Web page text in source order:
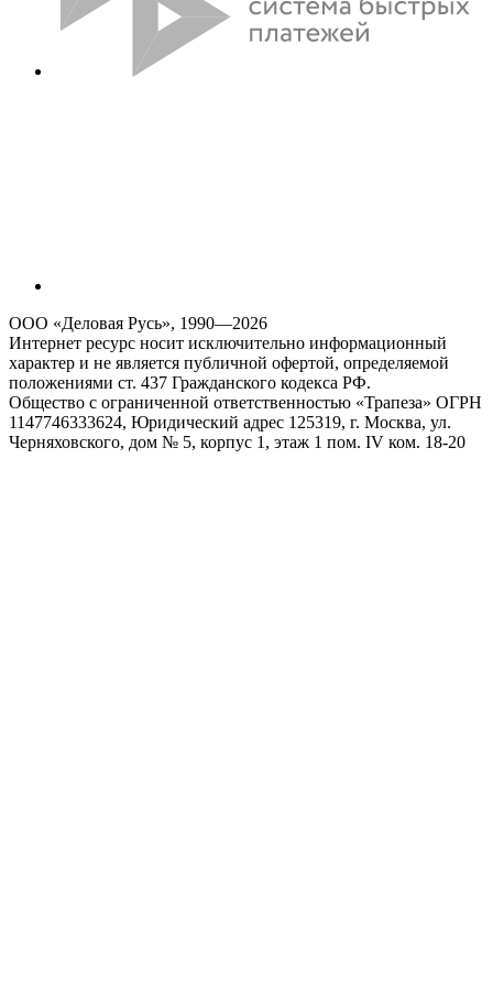
ООО «Деловая Русь», 1990—2026
Интернет ресурс носит исключительно информационный
характер и не является публичной офертой, определяемой
положениями ст. 437 Гражданского кодекса РФ.
Общество с ограниченной ответственностью «Трапеза» ОГРН
1147746333624, Юридический адрес 125319, г. Москва, ул.
Черняховского, дом № 5, корпус 1, этаж 1 пом. IV ком. 18-20